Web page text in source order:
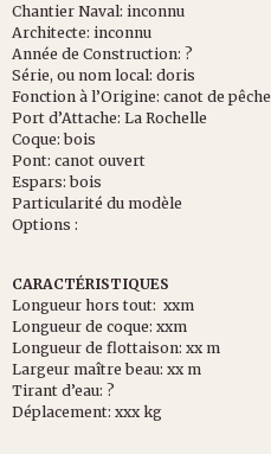
Chantier Naval: inconnu
Architecte: inconnu
Année de Construction: ?
Série, ou nom local: doris
Fonction à l’Origine: canot de pêche
Port d’Attache: La Rochelle
Coque: bois
Pont: canot ouvert
Espars: bois
Particularité du modèle
Options :
CARACTÉRISTIQUES
Longueur hors tout: xxm
Longueur de coque: xxm
Longueur de flottaison: xx m
Largeur maître beau: xx m
Tirant d’eau: ?
Déplacement: xxx kg